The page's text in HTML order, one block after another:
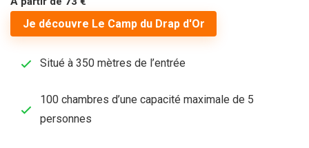
Je découvre Le Camp du Drap d'Or
Situé à 350 mètres de l’entrée
100 chambres d’une capacité maximale de 5
personnes